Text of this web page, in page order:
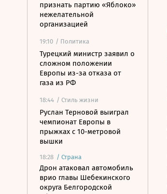
признать партию «Яблоко»
нежелательной
организацией
19:10 / Политика
Турецкий министр заявил о
сложном положении
Европы из-за отказа от
газа из РФ
18:44 / Стиль жизни
Руслан Терновой выиграл
чемпионат Европы в
прыжках с 10-метровой
вышки
18:28 / Страна
Дрон атаковал автомобиль
врио главы Шебекинского
округа Белгородской